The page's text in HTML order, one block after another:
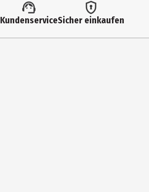
KundenserviceSicher einkaufen